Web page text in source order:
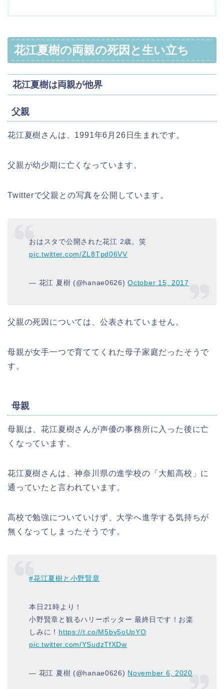
花江夏樹の両親の死因と生い立ち
花江夏樹は両親が他界
父親
花江夏樹さんは、1991年6月26日生まれです。
父親が幼少期に亡くなっています。
Twitterで父親との写真を公開しています。
おはスタで公開された花江 2歳。笑
pic.twitter.com/ZL8Tpd06VV
— 花江 夏樹 (@hanae0626)October 15, 2017
父親の死因については、公表されていません。
母親が女手一つで育ててくれた母子家庭だったそうで
す。
母親
母親は、花江夏樹さんが声優の事務所に入った後に亡
くなっています。
花江夏樹さんは、神奈川県の進学校の「大船高校」に
通っていたと言われています。
高校で勉強についていけず、大学へ進学する気持ちが
無くなってしまったそうです。
#花江夏樹と小野賢章
本日21時より！
小野賢章と観るハリーポッター 最終日です！お楽
しみに！ https://t.co/M5bv5oUpYO
pic.twitter.com/YSudzTfXDw
— 花江 夏樹 (@hanae0626) November 6, 2020